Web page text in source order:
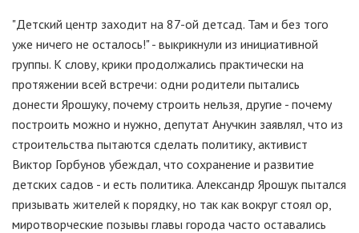
"Детский центр заходит на 87-ой детсад. Там и без того
уже ничего не осталось!" - выкрикнули из инициативной
группы. К слову, крики продолжались практически на
протяжении всей встречи: одни родители пытались
донести Ярошуку, почему строить нельзя, другие - почему
построить можно и нужно, депутат Анучкин заявлял, что из
строительства пытаются сделать политику, активист
Виктор Горбунов убеждал, что сохранение и развитие
детских садов - и есть политика. Александр Ярошук пытался
призывать жителей к порядку, но так как вокруг стоял ор,
миротворческие позывы главы города часто оставались